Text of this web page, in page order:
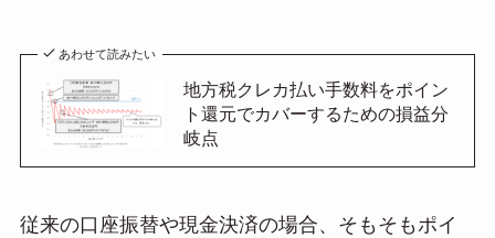
あわせて読みたい
地方税クレカ払い手数料をポイン
ト還元でカバーするための損益分
岐点
従来の口座振替や現金決済の場合、そもそもポイ